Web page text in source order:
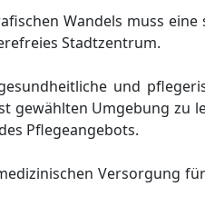
Wandels muss
Stadtzentrum.
und
gewählten Umgebung zu
Pflegeangebots.
Versorgung